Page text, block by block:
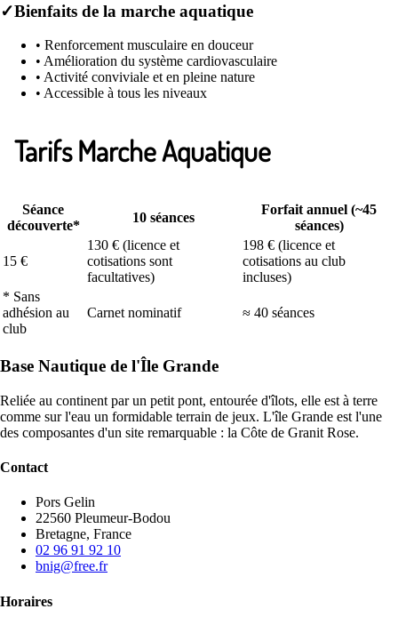
✓Bienfaits de la marche aquatique
• Renforcement musculaire en douceur
• Amélioration du système cardiovasculaire
• Activité conviviale et en pleine nature
• Accessible à tous les niveaux
Tarifs Marche Aquatique
Séance
découverte*
10 séances
Forfait annuel (~45
séances)
15 €
130 € (licence et
cotisations sont
facultatives)
198 € (licence et
cotisations au club
incluses)
* Sans
adhésion au
club
Carnet nominatif ≈ 40 séances
Base Nautique de l'Île Grande
Reliée au continent par un petit pont, entourée d'îlots, elle est à terre
comme sur l'eau un formidable terrain de jeux. L'île Grande est l'une
des composantes d'un site remarquable : la Côte de Granit Rose.
Contact
Pors Gelin
22560 Pleumeur-Bodou
Bretagne, France
02 96 91 92 10
bnig@free.fr
Horaires